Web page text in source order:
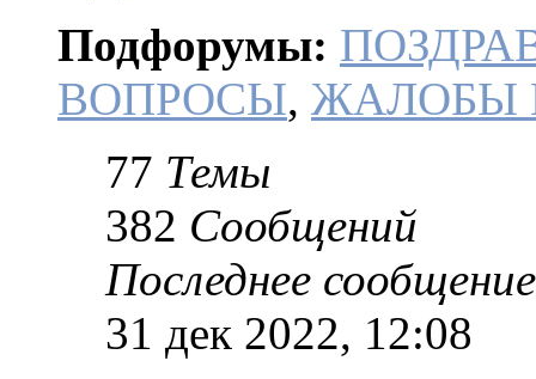
Подфорумы:
ВОПРОСЫ, ЖАЛОБЫ
77 Темы
382 Сообщений
Последнее сообщение
31 дек 2022, 12:08